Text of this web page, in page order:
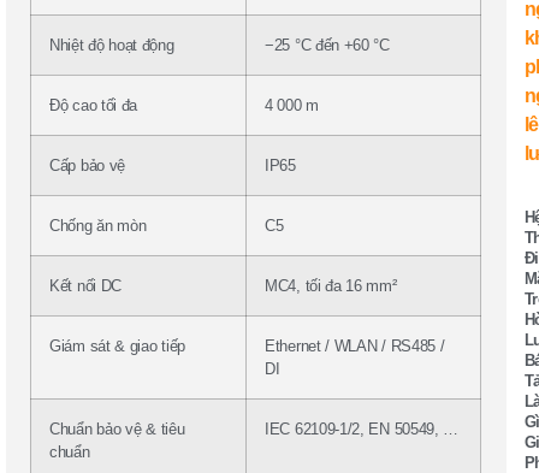
Nhiệt độ hoạt động −25 °C đến +60 °C
Độ cao tối đa 4 000 m
Cấp bảo vệ IP65
Chống ăn mòn C5
Kết nối DC MC4, tối đa 16 mm²
Giám sát & giao tiếp
Ethernet / WLAN / RS485 /
DI
Chuẩn bảo vệ & tiêu
chuẩn
IEC 62109-1/2, EN 50549, …